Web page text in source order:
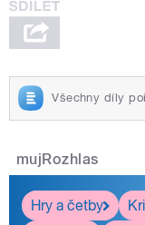
Všechny díly
mujRozhlas
Hry a četby